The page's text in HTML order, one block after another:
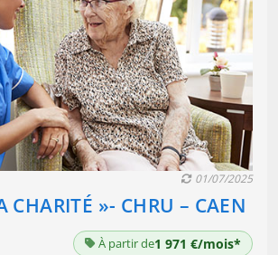
CHARITÉ »- CHRU – CAEN
01/07/2025
À partir de1 971 €/mois*